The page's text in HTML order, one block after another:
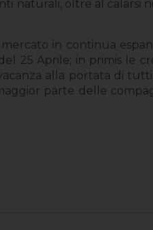
naturali, oltre al calarsi
in continua
25 Aprile; in primis le
alla portata di
parte delle